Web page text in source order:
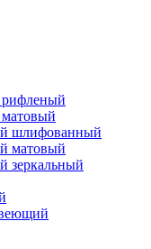
рифленый
шлифованный
матовый
зеркальный